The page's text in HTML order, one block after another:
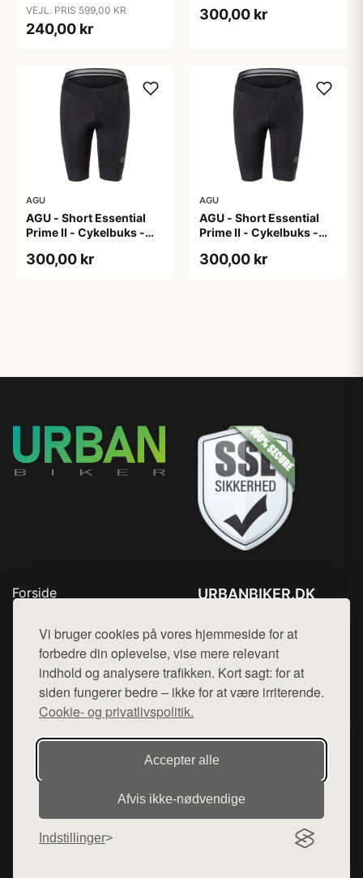
Vi bruger cookies på vores hjemmeside for at
forbedre din oplevelse, vise mere relevant
indhold og analysere trafikken. Kort sagt: for at
siden fungerer bedre – ikke for at være irriterende.
Cookie- og privatlivspolitik.
Accepter alle
Afvis ikke‑nødvendige
Indstillinger
Sort - Str. 40
VEJL. PRIS 599,00 KR
240,00 kr
300,00 kr
AGU
AGU - Short Essential
Prime II - Cykelbuks -
300,00 kr
AGU
AGU - Short Essential
Prime II - Cykelbuks -
300,00 kr
Forside
Top Rabatter
Blog
Kontakt
URBANBIKER.DK
Mail: hej@want.dk
Cookie- og privatlivspolitik
Denne side er en del af want.dk, der udgiver en række
hjemmesider med præsentation af forskellige produkter fra
diverse webshops. Der sælges ikke varer fra denne side - vi
varerne på lager.